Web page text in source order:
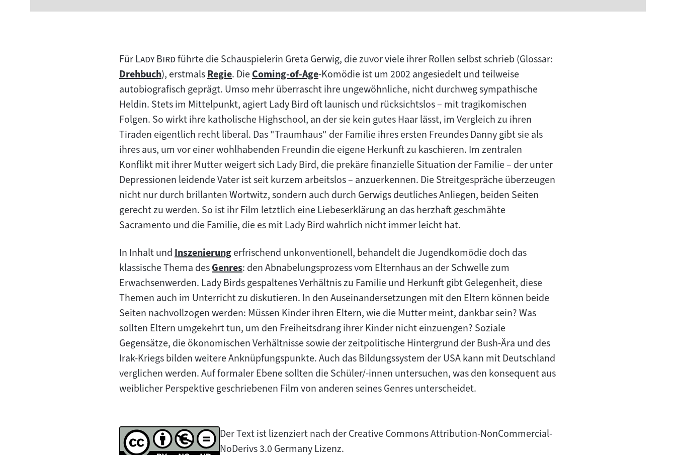
Für"
Lady Bird"führte die Schauspielerin Greta Gerwig, die zuvor viele ihrer Rollen selbst schrieb (Glossar:
Zum
Inhalt:
Drehbuch), erstmalsZum
Inhalt:
Regie. DieZum
Inhalt:
Coming-of-Age-Komödie ist um 2002 angesiedelt und teilweise
autobiografisch geprägt. Umso mehr überrascht ihre ungewöhnliche, nicht durchweg sympathische
Heldin. Stets im Mittelpunkt, agiert Lady Bird oft launisch und rücksichtslos – mit tragikomischen
Folgen. So wirkt ihre katholische Highschool, an der sie kein gutes Haar lässt, im Vergleich zu ihren
Tiraden eigentlich recht liberal. Das "Traumhaus" der Familie ihres ersten Freundes Danny gibt sie als
ihres aus, um vor einer wohlhabenden Freundin die eigene Herkunft zu kaschieren. Im zentralen
Konflikt mit ihrer Mutter weigert sich Lady Bird, die prekäre finanzielle Situation der Familie – der unter
Depressionen leidende Vater ist seit kurzem arbeitslos – anzuerkennen. Die Streitgespräche überzeugen
nicht nur durch brillanten Wortwitz, sondern auch durch Gerwigs deutliches Anliegen, beiden Seiten
gerecht zu werden. So ist ihr Film letztlich eine Liebeserklärung an das herzhaft geschmähte
Sacramento und die Familie, die es mit Lady Bird wahrlich nicht immer leicht hat.
In Inhalt undZum
Inhalt:
Inszenierungerfrischend unkonventionell, behandelt die Jugendkomödie doch das
klassische Thema desZum
Inhalt:
Genres: den Abnabelungsprozess vom Elternhaus an der Schwelle zum
Erwachsenwerden. Lady Birds gespaltenes Verhältnis zu Familie und Herkunft gibt Gelegenheit, diese
Themen auch im Unterricht zu diskutieren. In den Auseinandersetzungen mit den Eltern können beide
Seiten nachvollzogen werden: Müssen Kinder ihren Eltern, wie die Mutter meint, dankbar sein? Was
sollten Eltern umgekehrt tun, um den Freiheitsdrang ihrer Kinder nicht einzuengen? Soziale
Gegensätze, die ökonomischen Verhältnisse sowie der zeitpolitische Hintergrund der Bush-Ära und des
Irak-Kriegs bilden weitere Anknüpfungspunkte. Auch das Bildungssystem der USA kann mit Deutschland
verglichen werden. Auf formaler Ebene sollten die Schüler/-innen untersuchen, was den konsequent aus
weiblicher Perspektive geschriebenen Film von anderen seines Genres unterscheidet.
Der Text ist lizenziert nach der Creative Commons Attribution-NonCommercial-
NoDerivs 3.0 Germany Lizenz.